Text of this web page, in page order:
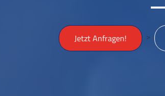
Jetzt Anfragen! >